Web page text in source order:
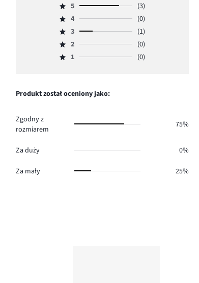
Ocena
5,
ilość
głosów
5
(3)
Ocena
4,
ilość
głosów
4
(0)
Ocena
3,
ilość
3
(1)
Ocena
2,
0.
2
(0)
Ocena
głosów
1 (0)
Produkt został oceniony jako:
Zgodny z
rozmiarem
75%
Za duży 0%
Za mały 25%